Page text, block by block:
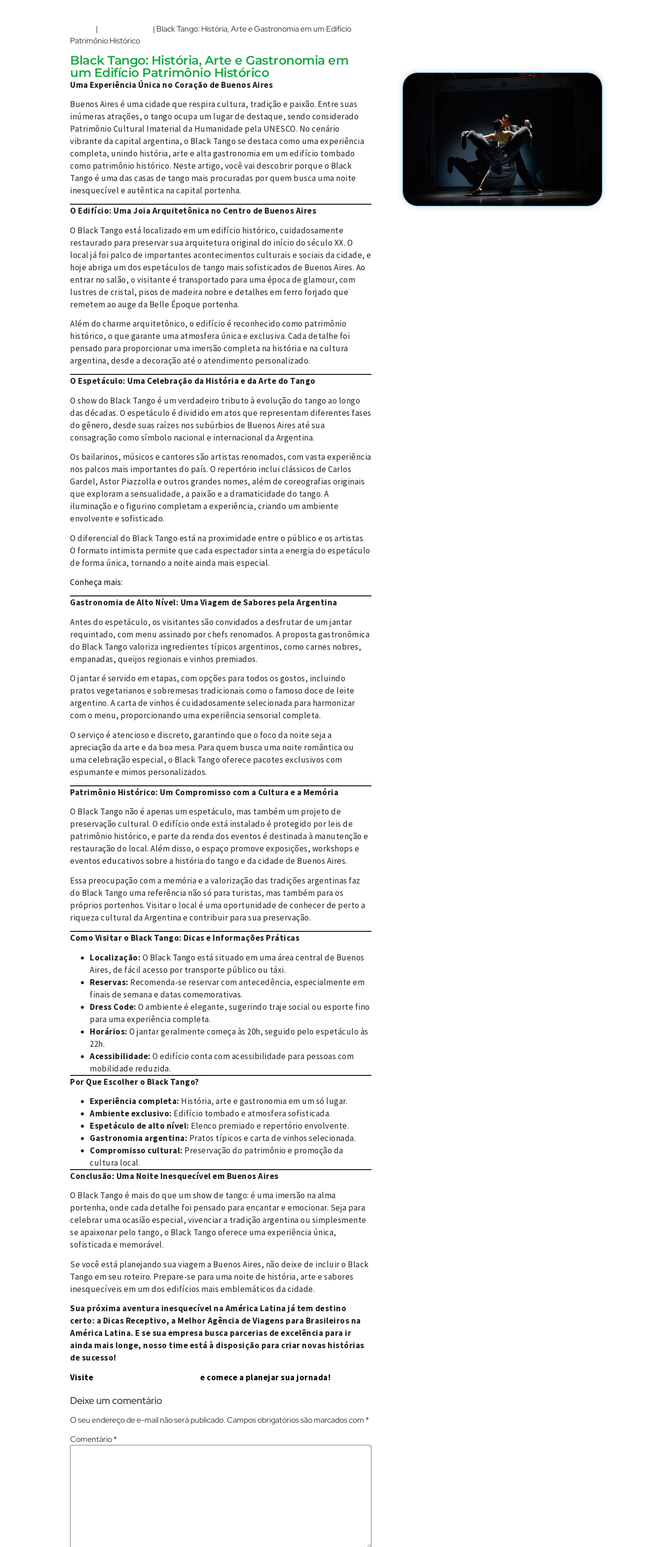
| | Black Tango: História, Arte e Gastronomia em um Edifício
Patrimônio Histórico
Black Tango: História, Arte e Gastronomia em
um Edifício Patrimônio Histórico
Uma Experiência Única no Coração de Buenos Aires
Buenos Aires é uma cidade que respira cultura, tradição e paixão. Entre suas
inúmeras atrações, o tango ocupa um lugar de destaque, sendo considerado
Patrimônio Cultural Imaterial da Humanidade pela UNESCO. No cenário
vibrante da capital argentina, o Black Tango se destaca como uma experiência
completa, unindo história, arte e alta gastronomia em um edifício tombado
como patrimônio histórico. Neste artigo, você vai descobrir porque o Black
Tango é uma das casas de tango mais procuradas por quem busca uma noite
inesquecível e autêntica na capital portenha.
O Edifício: Uma Joia Arquitetônica no Centro de Buenos Aires
O Black Tango está localizado em um edifício histórico, cuidadosamente
restaurado para preservar sua arquitetura original do início do século XX. O
local já foi palco de importantes acontecimentos culturais e sociais da cidade, e
hoje abriga um dos espetáculos de tango mais sofisticados de Buenos Aires. Ao
entrar no salão, o visitante é transportado para uma época de glamour, com
lustres de cristal, pisos de madeira nobre e detalhes em ferro forjado que
remetem ao auge da Belle Époque portenha.
Além do charme arquitetônico, o edifício é reconhecido como patrimônio
histórico, o que garante uma atmosfera única e exclusiva. Cada detalhe foi
pensado para proporcionar uma imersão completa na história e na cultura
argentina, desde a decoração até o atendimento personalizado.
O Espetáculo: Uma Celebração da História e da Arte do Tango
O show do Black Tango é um verdadeiro tributo à evolução do tango ao longo
das décadas. O espetáculo é dividido em atos que representam diferentes fases
do gênero, desde suas raízes nos subúrbios de Buenos Aires até sua
consagração como símbolo nacional e internacional da Argentina.
Os bailarinos, músicos e cantores são artistas renomados, com vasta experiência
nos palcos mais importantes do país. O repertório inclui clássicos de Carlos
Gardel, Astor Piazzolla e outros grandes nomes, além de coreografias originais
que exploram a sensualidade, a paixão e a dramaticidade do tango. A
iluminação e o figurino completam a experiência, criando um ambiente
envolvente e sofisticado.
O diferencial do Black Tango está na proximidade entre o público e os artistas.
O formato intimista permite que cada espectador sinta a energia do espetáculo
de forma única, tornando a noite ainda mais especial.
Conheça mais:
Gastronomia de Alto Nível: Uma Viagem de Sabores pela Argentina
Antes do espetáculo, os visitantes são convidados a desfrutar de um jantar
requintado, com menu assinado por chefs renomados. A proposta gastronômica
do Black Tango valoriza ingredientes típicos argentinos, como carnes nobres,
empanadas, queijos regionais e vinhos premiados.
O jantar é servido em etapas, com opções para todos os gostos, incluindo
pratos vegetarianos e sobremesas tradicionais como o famoso doce de leite
argentino. A carta de vinhos é cuidadosamente selecionada para harmonizar
com o menu, proporcionando uma experiência sensorial completa.
O serviço é atencioso e discreto, garantindo que o foco da noite seja a
apreciação da arte e da boa mesa. Para quem busca uma noite romântica ou
uma celebração especial, o Black Tango oferece pacotes exclusivos com
espumante e mimos personalizados.
Patrimônio Histórico: Um Compromisso com a Cultura e a Memória
O Black Tango não é apenas um espetáculo, mas também um projeto de
preservação cultural. O edifício onde está instalado é protegido por leis de
patrimônio histórico, e parte da renda dos eventos é destinada à manutenção e
restauração do local. Além disso, o espaço promove exposições, workshops e
eventos educativos sobre a história do tango e da cidade de Buenos Aires.
Essa preocupação com a memória e a valorização das tradições argentinas faz
do Black Tango uma referência não só para turistas, mas também para os
próprios portenhos. Visitar o local é uma oportunidade de conhecer de perto a
riqueza cultural da Argentina e contribuir para sua preservação.
Como Visitar o Black Tango: Dicas e Informações Práticas
Localização: O Black Tango está situado em uma área central de Buenos
Aires, de fácil acesso por transporte público ou táxi.
Reservas: Recomenda-se reservar com antecedência, especialmente em
finais de semana e datas comemorativas.
Dress Code: O ambiente é elegante, sugerindo traje social ou esporte fino
para uma experiência completa.
Horários: O jantar geralmente começa às 20h, seguido pelo espetáculo às
22h.
Acessibilidade: O edifício conta com acessibilidade para pessoas com
mobilidade reduzida.
Por Que Escolher o Black Tango?
Experiência completa: História, arte e gastronomia em um só lugar.
Ambiente exclusivo: Edifício tombado e atmosfera sofisticada.
Espetáculo de alto nível: Elenco premiado e repertório envolvente.
Gastronomia argentina: Pratos típicos e carta de vinhos selecionada.
Compromisso cultural: Preservação do patrimônio e promoção da
cultura local.
Conclusão: Uma Noite Inesquecível em Buenos Aires
O Black Tango é mais do que um show de tango: é uma imersão na alma
portenha, onde cada detalhe foi pensado para encantar e emocionar. Seja para
celebrar uma ocasião especial, vivenciar a tradição argentina ou simplesmente
se apaixonar pelo tango, o Black Tango oferece uma experiência única,
sofisticada e memorável.
Se você está planejando sua viagem a Buenos Aires, não deixe de incluir o Black
Tango em seu roteiro. Prepare-se para uma noite de história, arte e sabores
inesquecíveis em um dos edifícios mais emblemáticos da cidade.
Sua próxima aventura inesquecível na América Latina já tem destino
certo: a Dicas Receptivo, a Melhor Agência de Viagens para Brasileiros na
América Latina. E se sua empresa busca parcerias de excelência para ir
ainda mais longe, nosso time está à disposição para criar novas histórias
de sucesso!
Visite
e comece a planejar sua jornada!
Deixe um comentário
O seu endereço de e-mail não será publicado.Campos obrigatórios são marcados com *
Comentário*